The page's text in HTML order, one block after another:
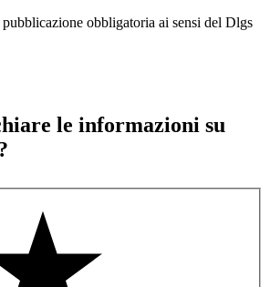
obbligatoria ai sensi del Dlgs
le informazioni su